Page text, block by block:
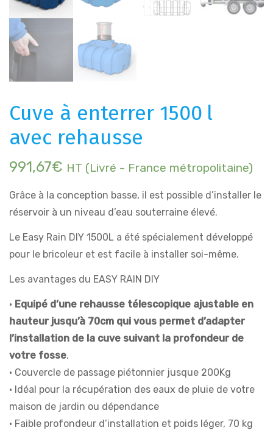
Cuve à enterrer 1500 l
avec rehausse
991,67€ HT (Livré - France métropolitaine)
Grâce à la conception basse, il est possible d’installer le
réservoir à un niveau d’eau souterraine élevé.
Le Easy Rain DIY 1500L a été spécialement développé
pour le bricoleur et est facile à installer soi-même.
Les avantages du EASY RAIN DIY
• Equipé d’une rehausse télescopique ajustable en
hauteur jusqu’à 70cm qui vous permet d’adapter
l’installation de la cuve suivant la profondeur de
votre fosse.
• Couvercle de passage piétonnier jusque 200Kg
• Idéal pour la récupération des eaux de pluie de votre
maison de jardin ou dépendance
• Faible profondeur d’installation et poids léger, 70 kg